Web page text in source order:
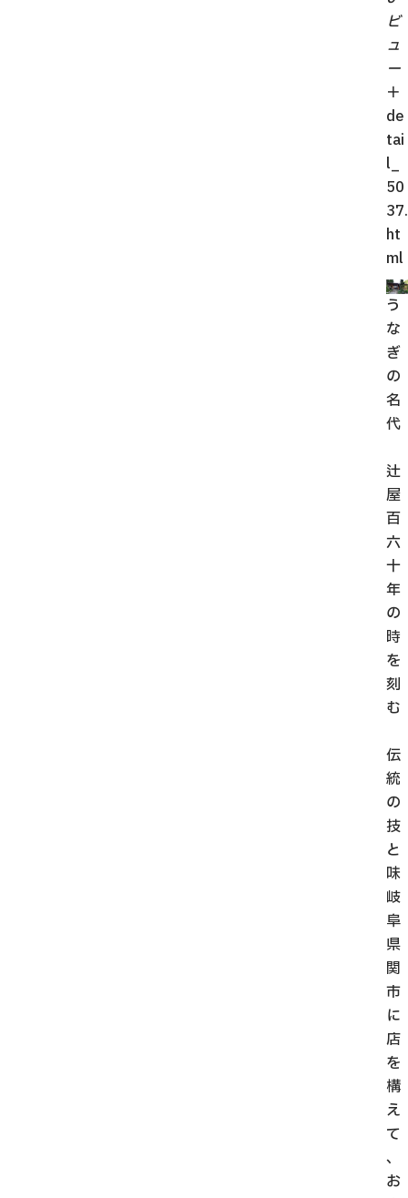
ビ
ュ
ー
＋
de
tai
l_
50
37.
ht
ml
う
な
ぎ
の
名
代
辻
屋
百
六
十
年
の
時
を
刻
む
伝
統
の
技
と
味
岐
阜
県
関
市
に
店
を
構
え
て
、
お